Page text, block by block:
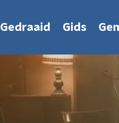
Gedraaid Gids